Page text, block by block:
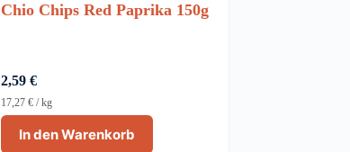
Chio Chips Red Paprika 150g
2,59€
In den Warenkorb
17,27€ /kg